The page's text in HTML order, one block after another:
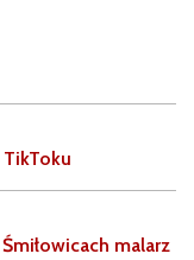
malarz